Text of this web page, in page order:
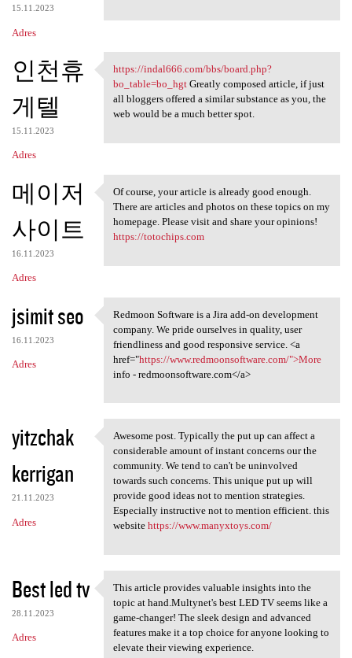
15.11.2023
Adres
인천휴
게텔
15.11.2023
Adres
https://indal666.com/bbs
https://indal666.com/bbs/board.php?
bo_table=bo_hgtGreatly composed article, if just
all bloggers offered a similar substance as you, the
web would be a much better spot.
메이저
사이트
16.11.2023
Adres
Of course, your article is
Of course, your article is already good enough.
There are articles and photos on these topics on my
homepage. Please visit and share your opinions!
https://totochips.com
jsimit seo
16.11.2023
Adres
Redmoon Software is a Jira
Redmoon Software is a Jira add-on development
company. We pride ourselves in quality, user
friendliness and good responsive service. <a
href="https://www.redmoonsoftware.com/">More
info - redmoonsoftware.com</a>
yitzchak
kerrigan
21.11.2023
Adres
Awesome post. Typically the
Awesome post. Typically the put up can affect a
considerable amount of instant concerns our the
community. We tend to can't be uninvolved
towards such concerns. This unique put up will
provide good ideas not to mention strategies.
Especially instructive not to mention efficient. this
website https://www.manyxtoys.com/
Best led tv
28.11.2023
Adres
This article provides
This article provides valuable insights into the
topic at hand.Multynet's best LED TV seems like a
game-changer! The sleek design and advanced
features make it a top choice for anyone looking to
elevate their viewing experience.